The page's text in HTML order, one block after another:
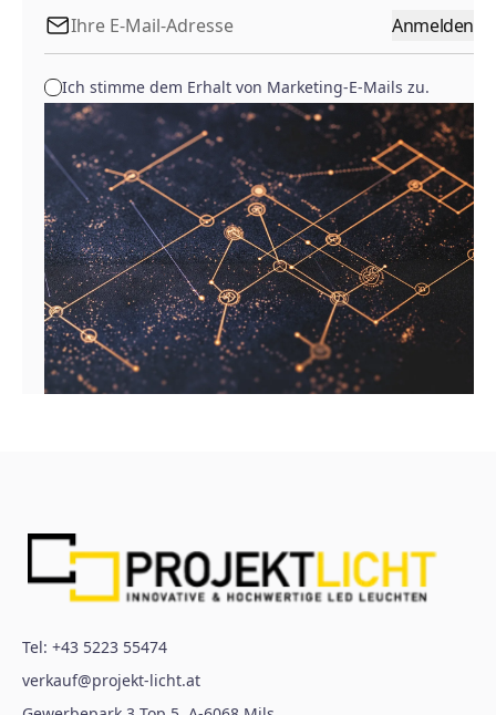
Anmelden
Ich stimme dem Erhalt von Marketing-E-Mails zu.
Tel: +43 5223 55474
verkauf@projekt-licht.at